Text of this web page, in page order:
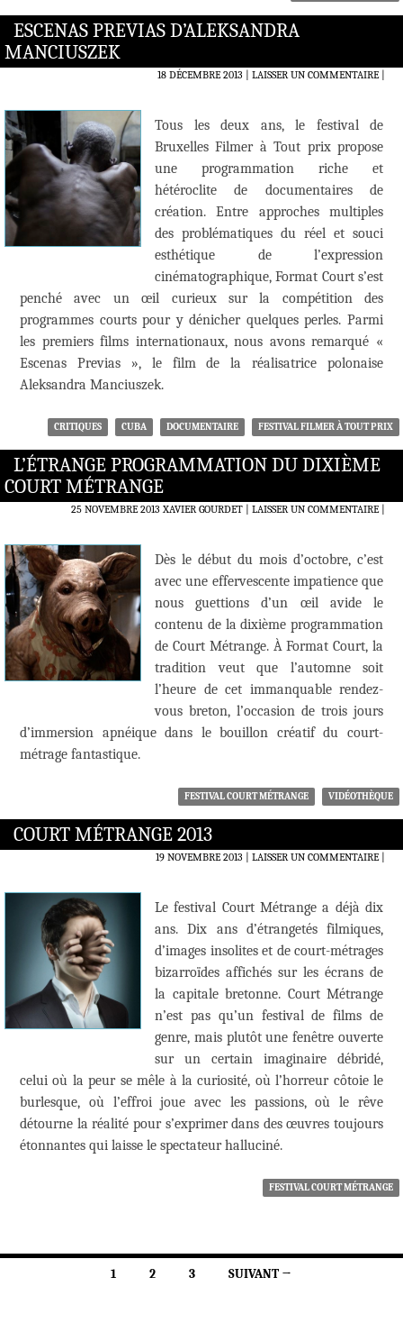
ESCENAS PREVIAS D’ALEKSANDRA
MANCIUSZEK
18 DÉCEMBRE 2013 LAISSER UN COMMENTAIRE|
Tous les deux ans, le festival de
Bruxelles Filmer à Tout prix propose
une programmation riche et
hétéroclite de documentaires de
création. Entre approches multiples
des problématiques du réel et souci
esthétique de l’expression
cinématographique, Format Court s’est
penché avec un œil curieux sur la compétition des
programmes courts pour y dénicher quelques perles. Parmi
les premiers films internationaux, nous avons remarqué «
Escenas Previas », le film de la réalisatrice polonaise
Aleksandra Manciuszek.
CRITIQUES CUBA DOCUMENTAIRE FESTIVAL FILMER À TOUT PRIX
L’ÉTRANGE PROGRAMMATION DU DIXIÈME
COURT MÉTRANGE
25 NOVEMBRE 2013 XAVIER GOURDET LAISSER UN COMMENTAIRE|
Dès le début du mois d’octobre, c’est
avec une effervescente impatience que
nous guettions d’un œil avide le
contenu de la dixième programmation
de Court Métrange. À Format Court, la
tradition veut que l’automne soit
l’heure de cet immanquable rendez-
vous breton, l’occasion de trois jours
d’immersion apnéique dans le bouillon créatif du court-
métrage fantastique.
FESTIVAL COURT MÉTRANGE VIDÉOTHÈQUE
COURT MÉTRANGE 2013
19 NOVEMBRE 2013 LAISSER UN COMMENTAIRE|
Le festival Court Métrange a déjà dix
ans. Dix ans d’étrangetés filmiques,
d’images insolites et de court-métrages
bizarroïdes affichés sur les écrans de
la capitale bretonne. Court Métrange
n’est pas qu’un festival de films de
genre, mais plutôt une fenêtre ouverte
sur un certain imaginaire débridé,
celui où la peur se mêle à la curiosité, où l’horreur côtoie le
burlesque, où l’effroi joue avec les passions, où le rêve
détourne la réalité pour s’exprimer dans des œuvres toujours
étonnantes qui laisse le spectateur halluciné.
FESTIVAL COURT MÉTRANGE
1 2 3 SUIVANT →